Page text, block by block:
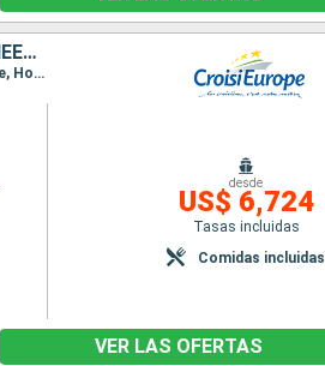
DES TEMPLES D'ANGKOR AU DELTA DU MÉKONG, VIVEZ DES FÊTES DE FIN D'ANNÉES UNIQUES ET DÉPAYSANTES
Itinerario : Siem Reap, Angkor, Siem Reap, Tonle, Koh Chen, KampongTralach, Phnom Penh, Sa Dec, Cai Be, Ho Chi Minh-Ville
desde
US$ 6,724
Tasas incluidas
Comidas incluidas
VER LAS OFERTAS